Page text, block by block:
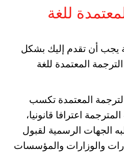
للغة
يجب أن تقدم إليك بشكل
المعتمدة للغة
المعتمدة تكسب
اعترافا قانونيا،
الجهات الرسمية لقبول
والوزارات والمؤسسات